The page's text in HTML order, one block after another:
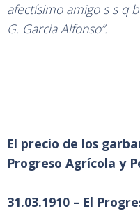
afectísimo amigo s s q
G. Garcia Alfonso”.
El precio de los
Progreso Agrícola y
31.03.1910 – El